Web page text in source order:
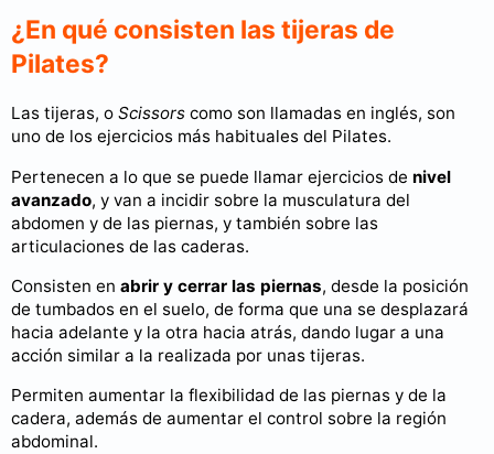
¿En qué consisten las tijeras de
Pilates?
Las tijeras, o Scissors como son llamadas en inglés, son
uno de los ejercicios más habituales del Pilates.
Pertenecen a lo que se puede llamar ejercicios de nivel
avanzado, y van a incidir sobre la musculatura del
abdomen y de las piernas, y también sobre las
articulaciones de las caderas.
Consisten en abrir y cerrar las piernas, desde la posición
de tumbados en el suelo, de forma que una se desplazará
hacia adelante y la otra hacia atrás, dando lugar a una
acción similar a la realizada por unas tijeras.
Permiten aumentar la flexibilidad de las piernas y de la
cadera, además de aumentar el control sobre la región
abdominal.